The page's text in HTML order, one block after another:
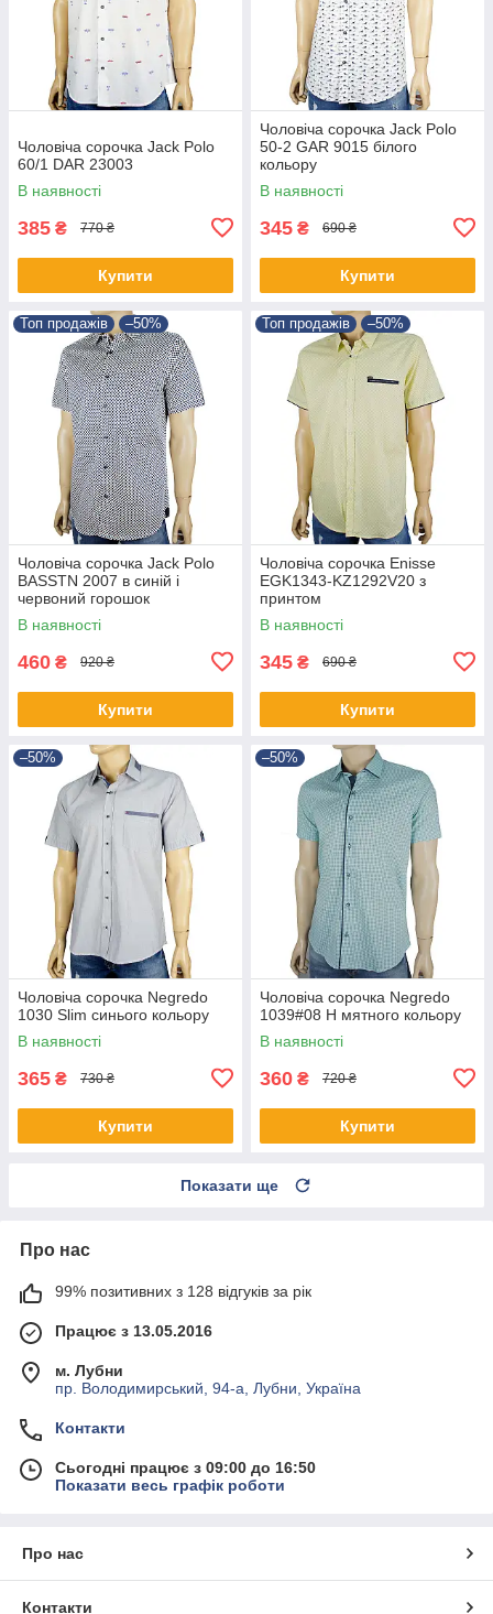
Чоловіча сорочка Jack Polo
60/1 DAR 23003
В наявності
385 ₴ 770 ₴
Купити
Чоловіча сорочка Jack Polo
50-2 GAR 9015 білого
кольору
В наявності
345 ₴ 690 ₴
Купити
Топ продажів –50%
Чоловіча сорочка Jack Polo
BASSTN 2007 в синій і
червоний горошок
В наявності
460 ₴ 920 ₴
Купити
Топ продажів –50%
Чоловіча сорочка Еnisse
EGK1343-KZ1292V20 з
принтом
В наявності
345 ₴ 690 ₴
Купити
–50%
Чоловіча сорочка Negredo
1030 Slim синього кольору
В наявності
365 ₴ 730 ₴
Купити
–50%
Чоловіча сорочка Negredo
1039#08 Н мятного кольору
В наявності
360 ₴ 720 ₴
Купити
Показати ще
Про нас
99% позитивних з 128 відгуків за рік
Працює з 13.05.2016
м. Лубни
пр. Володимирський, 94-а, Лубни, Україна
Контакти
Сьогодні працює з 09:00 до 16:50
Показати весь графік роботи
Про нас
Контакти